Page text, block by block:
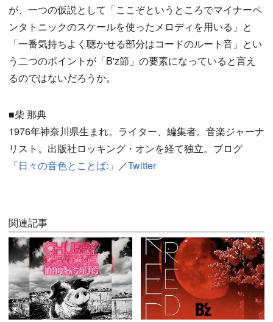
が、一つの仮説として「ここぞというところでマイナーペ
ンタトニックのスケールを使ったメロディを用いる」と
「一番気持ちよく聴かせる部分はコードのルート音」とい
う二つのポイントが「B'z節」の要素になっていると言え
るのではないだろうか。
■柴 那典
1976年神奈川県生まれ。ライター、編集者。音楽ジャーナ
リスト。出版社ロッキング・オンを経て独立。ブログ
「日々の音色とことば:」 ／Twitter
関連記事